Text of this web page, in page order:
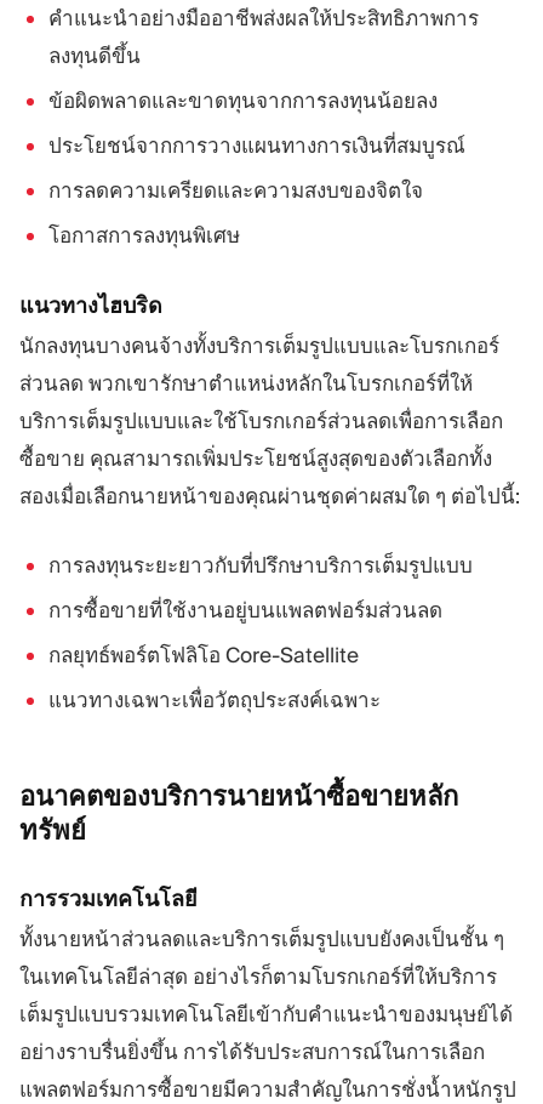
คำแนะนำอย่างมืออาชีพส่งผลให้ประสิทธิภาพการ
ลงทุนดีขึ้น
ข้อผิดพลาดและขาดทุนจากการลงทุนน้อยลง
ประโยชน์จากการวางแผนทางการเงินที่สมบูรณ์
การลดความเครียดและความสงบของจิตใจ
โอกาสการลงทุนพิเศษ
แนวทางไฮบริด
นักลงทุนบางคนจ้างทั้งบริการเต็มรูปแบบและโบรกเกอร์
ส่วนลด พวกเขารักษาตำแหน่งหลักในโบรกเกอร์ที่ให้
บริการเต็มรูปแบบและใช้โบรกเกอร์ส่วนลดเพื่อการเลือก
ซื้อขาย คุณสามารถเพิ่มประโยชน์สูงสุดของตัวเลือกทั้ง
สองเมื่อเลือกนายหน้าของคุณผ่านชุดค่าผสมใด ๆ ต่อไปนี้:
การลงทุนระยะยาวกับที่ปรึกษาบริการเต็มรูปแบบ
การซื้อขายที่ใช้งานอยู่บนแพลตฟอร์มส่วนลด
กลยุทธ์พอร์ตโฟลิโอ Core-Satellite
แนวทางเฉพาะเพื่อวัตถุประสงค์เฉพาะ
อนาคตของบริการนายหน้าซื้อขายหลัก
ทรัพย์
การรวมเทคโนโลยี
ทั้งนายหน้าส่วนลดและบริการเต็มรูปแบบยังคงเป็นชั้น ๆ
ในเทคโนโลยีล่าสุด อย่างไรก็ตามโบรกเกอร์ที่ให้บริการ
เต็มรูปแบบรวมเทคโนโลยีเข้ากับคำแนะนำของมนุษย์ได้
อย่างราบรื่นยิ่งขึ้น การได้รับประสบการณ์ในการเลือก
แพลตฟอร์มการซื้อขายมีความสำคัญในการชั่งน้ำหนักรูป